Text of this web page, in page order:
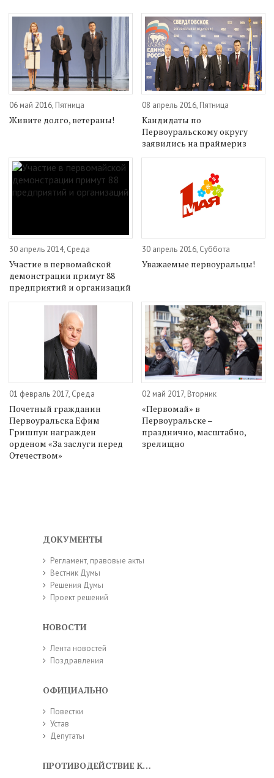
06 май 2016, Пятница
Живите долго, ветераны!
08 апрель 2016, Пятница
Кандидаты по
Первоуральскому округу
заявились на праймериз
30 апрель 2014, Среда
Участие в первомайской
демонстрации примут 88
предприятий и организаций
30 апрель 2016, Суббота
Уважаемые первоуральцы!
01 февраль 2017, Среда
Почетный гражданин
Первоуральска Ефим
Гришпун награжден
орденом «За заслуги перед
Отечеством»
02 май 2017, Вторник
«Первомай» в
Первоуральске –
празднично, масштабно,
зрелищно
ДОКУМЕНТЫ
Регламент, правовые акты
Вестник Думы
Решения Думы
Проект решений
НОВОСТИ
Лента новостей
Поздравления
ОФИЦИАЛЬНО
Повестки
Устав
Депутаты
ПРОТИВОДЕЙСТВИЕ КОРРУПЦИИ